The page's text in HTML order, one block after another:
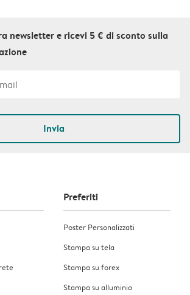
newsletter e ricevi 5 € di sconto sulla
Invia
Preferiti
Poster Personalizzati
Stampa su tela
Stampa su forex
Stampa su alluminio